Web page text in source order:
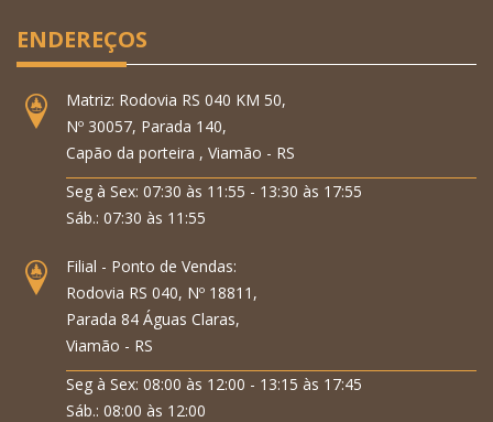
ENDEREÇOS
Matriz: Rodovia RS 040 KM 50,
Nº 30057, Parada 140,
Capão da porteira , Viamão - RS
Seg à Sex: 07:30 às 11:55 - 13:30 às 17:55
Sáb.: 07:30 às 11:55
Filial - Ponto de Vendas:
Rodovia RS 040, Nº 18811,
Parada 84 Águas Claras,
Viamão - RS
Seg à Sex: 08:00 às 12:00 - 13:15 às 17:45
Sáb.: 08:00 às 12:00